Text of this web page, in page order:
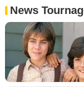
News